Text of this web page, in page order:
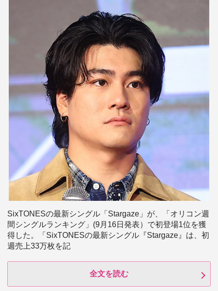
SixTONESの最新シングル「Stargaze」が、「オリコン週
間シングルランキング」(9月16日発表）で初登場1位を獲
得した。「SixTONESの最新シングル『Stargaze』は、初
週売上33万枚を記
全文を読む